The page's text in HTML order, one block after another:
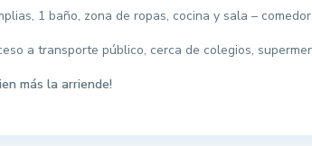
1 baño, zona de ropas, cocina y sala – comedor.
a transporte público, cerca de colegios,
más la arriende!